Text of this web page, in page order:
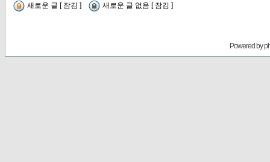
새로운 글 [ 잠김 ]
새로운 글 없음 [ 잠김 ]
Powered by